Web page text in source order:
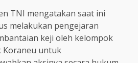
TNI mengatakan saat ini
melakukan pengejaran
keji oleh kelompok
Koraneu untuk